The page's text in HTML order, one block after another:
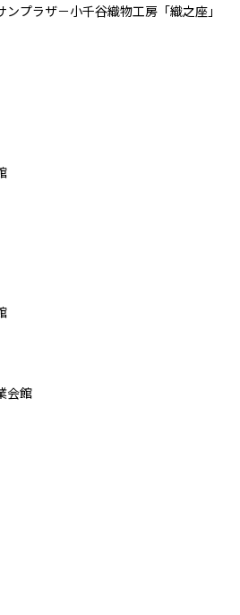
プラザ－小千谷織物工房「織之座」
会館